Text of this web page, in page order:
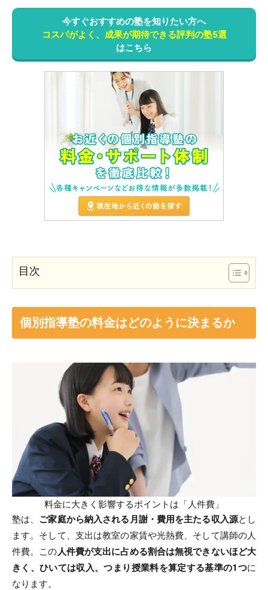
今すぐおすすめの塾を知りたい方へ
コスパがよく、成果が期待できる評判の塾5選
はこちら
目次
個別指導塾の料金はどのように決まるか
料金に大きく影響するポイントは「人件費」
塾は、 ご家庭から納入される月謝・費用を主たる収入源とし
ます。そして、支出は教室の家賃や光熱費、そして講師の人
件費。この 人件費が支出に占める割合は無視できないほど大
きく、ひいては収入、つまり授業料を算定する基準の1つに
なります。